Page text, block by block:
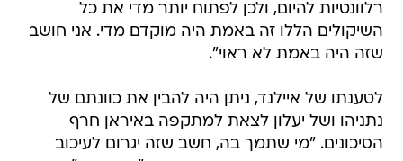
רלוונטיות להיום, ולכן לפתוח יותר מדי את כל
השיקולים הללו זה באמת היה מוקדם מדי. אני חושב
שזה היה באמת לא ראוי".
לטענתו של איילנד, ניתן היה להבין את כוונתם של
נתניהו ושל יעלון לצאת למתקפה באיראן חרף
הסיכונים. "מי שתמך בה, חשב שזה יגרום לעיכוב